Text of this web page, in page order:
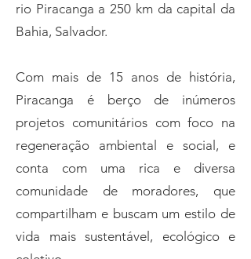
rio Piracanga a 250 km da capital da
Bahia, Salvador.
Com mais de 15 anos de história,
Piracanga é berço de inúmeros
projetos comunitários com foco na
regeneração ambiental e social, e
conta com uma rica e diversa
comunidade de moradores, que
compartilham e buscam um estilo de
vida mais sustentável, ecológico e